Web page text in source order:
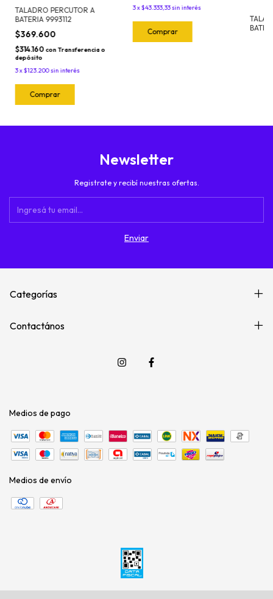
TALADRO PERCUTOR A
BATERIA 9993112
$369.600
$314.160 con Transferencia o
depósito
3x$123.200sin interés
3x$43.333,33sin interés
Newsletter
Registrate y recibí nuestras ofertas.
Categorías
Contactános
Medios de pago
Medios de envío